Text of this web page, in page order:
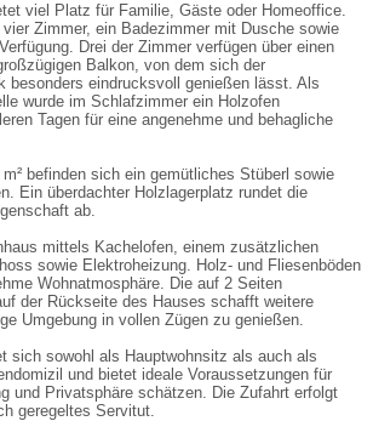
viel Platz für Familie, Gäste oder Homeoffice.
vier Zimmer, ein Badezimmer mit Dusche sowie
Drei der Zimmer verfügen über einen
Balkon, von dem sich der
besonders eindrucksvoll genießen lässt. Als
wurde im Schlafzimmer ein Holzofen
Tagen für eine angenehme und behagliche
befinden sich ein gemütliches Stüberl sowie
Ein überdachter Holzlagerplatz rundet die
ab.
mittels Kachelofen, einem zusätzlichen
sowie Elektroheizung. Holz- und Fliesenböden
Wohnatmosphäre. Die auf 2 Seiten
der Rückseite des Hauses schafft weitere
Umgebung in vollen Zügen zu genießen.
sich sowohl als Hauptwohnsitz als auch als
und bietet ideale Voraussetzungen für
und Privatsphäre schätzen. Die Zufahrt erfolgt
geregeltes Servitut.